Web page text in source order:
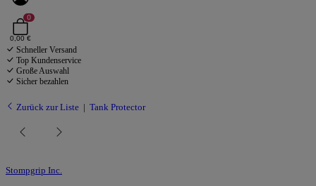
0
0,00 €
Schneller Versand
Top Kundenservice
Große Auswahl
Sicher bezahlen
Zurück zur Liste Tank Protector
Stompgrip Inc.